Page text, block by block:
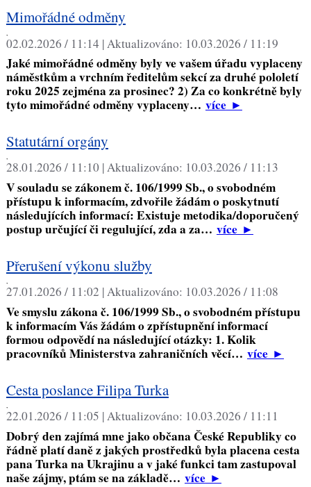
Mimořádné odměny
02.02.2026 / 11:14 | Aktualizováno: 10.03.2026 / 11:19
Jaké mimořádné odměny byly ve vašem úřadu vyplaceny
náměstkům a vrchním ředitelům sekcí za druhé pololetí
roku 2025 zejména za prosinec? 2) Za co konkrétně byly
tyto mimořádné odměny vyplaceny… více►
Statutární orgány
,
28.01.2026 / 11:10 |Aktualizováno: 10.03.2026 / 11:13
V souladu se zákonem č. 106/1999 Sb., o svobodném
přístupu k informacím, zdvořile žádám o poskytnutí
následujících informací: Existuje metodika/doporučený
postup určující či regulující, zda a za… více►
Přerušení výkonu služby
,
27.01.2026 / 11:02 |Aktualizováno: 10.03.2026 / 11:08
Ve smyslu zákona č. 106/1999 Sb., o svobodném přístupu
k informacím Vás žádám o zpřístupnění informací
formou odpovědí na následující otázky: 1. Kolik
pracovníků Ministerstva zahraničních věcí… více►
Cesta poslance Filipa Turka
,
22.01.2026 / 11:05 |Aktualizováno: 10.03.2026 / 11:11
Dobrý den zajímá mne jako občana České Republiky co
řádně platí daně z jakých prostředků byla placena cesta
pana Turka na Ukrajinu a v jaké funkci tam zastupoval
naše zájmy, ptám se na základě… více►